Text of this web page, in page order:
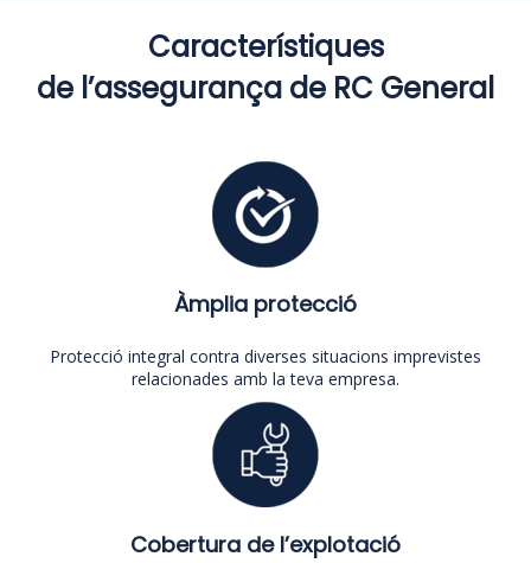
Característiques
de l’assegurança de RC General
Àmplia protecció
Protecció integral contra diverses situacions imprevistes
relacionades amb la teva empresa.
Cobertura de l’explotació